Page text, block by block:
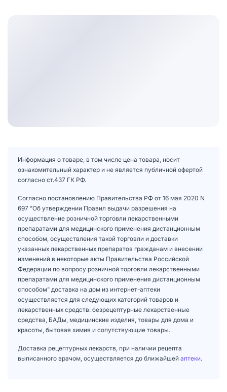
Информация о товаре, в том числе цена товара, носит
ознакомительный характер и не является публичной офертой
согласно ст.437 ГК РФ.
Согласно постановлению Правительства РФ от 16 мая 2020 N
697 "Об утверждении Правил выдачи разрешения на
осуществление розничной торговли лекарственными
препаратами для медицинского применения дистанционным
способом, осуществления такой торговли и доставки
указанных лекарственных препаратов гражданам и внесении
изменений в некоторые акты Правительства Российской
Федерации по вопросу розничной торговли лекарственными
препаратами для медицинского применения дистанционным
способом" доставка на дом из интернет-аптеки
осуществляется для следующих категорий товаров и
лекарственных средств: безрецептурные лекарственные
средства, БАДы, медицинские изделия, товары для дома и
красоты, бытовая химия и сопутствующие товары.
Доставка рецептурных лекарств, при наличии рецепта
выписанного врачом, осуществляется до ближайшей аптеки.